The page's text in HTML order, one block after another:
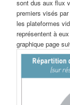
sont dus aux flux
premiers visés
les plateformes
représentent à
graphique page